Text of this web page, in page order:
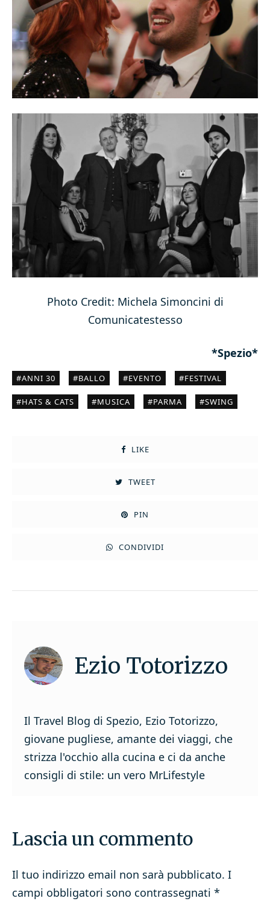
Photo Credit: Michela Simoncini di
Comunicatestesso
*Spezio*
ANNI 30 BALLO EVENTO FESTIVAL
HATS & CATS MUSICA PARMA SWING
LIKE
TWEET
PIN
CONDIVIDI
Ezio Totorizzo
Il Travel Blog di Spezio, Ezio Totorizzo,
giovane pugliese, amante dei viaggi, che
strizza l'occhio alla cucina e ci da anche
consigli di stile: un vero MrLifestyle
Lascia un commento
Il tuo indirizzo email non sarà pubblicato. I
campi obbligatori sono contrassegnati *